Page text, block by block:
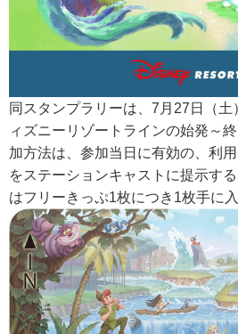
同スタンプラリーは、7月27日（
ィズニーリゾートラインの始発～
加方法は、参加当日に有効の、利
をステーションキャストに提示す
はフリーきっぷ1枚につき1枚手に入